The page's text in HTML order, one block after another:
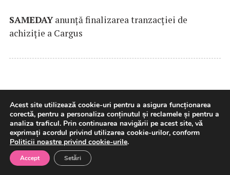
SAMEDAYanunță finalizarea tranzacției de
achiziție a Cargus
Moody’s Ratings reconfirmă
Acest site utilizează cookie-uri pentru a asigura funcționarea
corectă, pentru a personaliza conținutul și reclamele și pentru a
analiza traficul. Prin continuarea navigării pe acest site, vă
exprimați acordul privind utilizarea cookie-urilor, conform
Politicii noastre privind cookie-urile.
Accept Setări